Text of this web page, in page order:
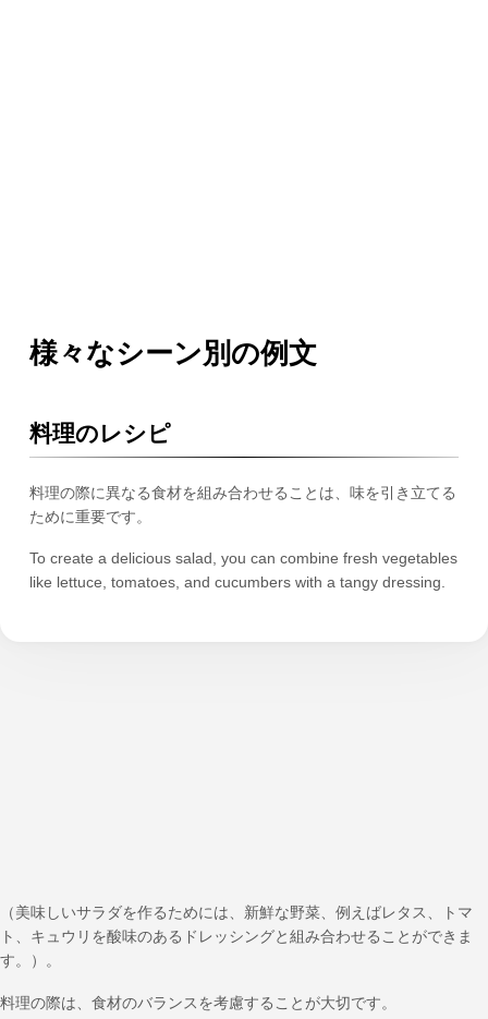
様々なシーン別の例文
料理のレシピ
料理の際に異なる食材を組み合わせることは、味を引き立てる
ために重要です。
To create a delicious salad, you can combine fresh vegetables
like lettuce, tomatoes, and cucumbers with a tangy dressing.
（美味しいサラダを作るためには、新鮮な野菜、例えばレタス、トマ
ト、キュウリを酸味のあるドレッシングと組み合わせることができま
す。）。
料理の際は、食材のバランスを考慮することが大切です。